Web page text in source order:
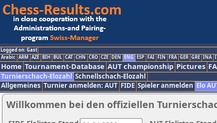
Logged on: Gast
Arabic ARM AZE BIH BUL CAT CHN CRO CZE DEN ENG ESP FAI FIN FRA GER GRE INA
Home Tournament-Database AUT championship Pictures
Turnierschach-Elozahl Schnellschach-Elozahl
Allgemeines Turnier anmelden: AUT FIDE Spieler anmelden Elo
Willkommen bei den offiziellen